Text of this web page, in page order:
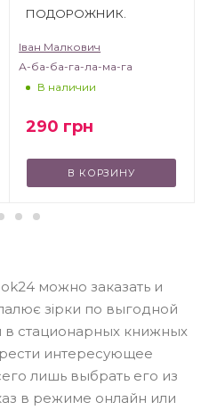
ПОДОРОЖНИК.
Іван Малкович
А-ба-ба-га-ла-ма-га
В наличии
290 грн
В КОРЗИНУ
можно заказать и
зірки по выгодной
стационарных книжных
интересующее
лишь выбрать его из
в режиме онлайн или